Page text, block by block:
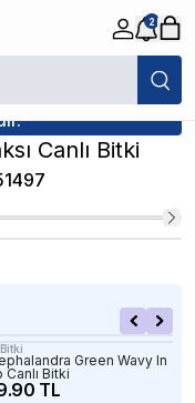
2
Canlı Bitki
Green Wavy In
Canlı Bitki
TL